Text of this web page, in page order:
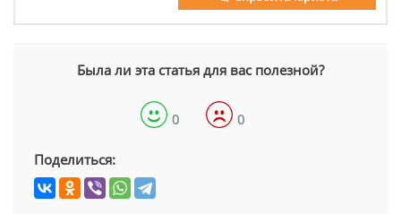
Была ли эта статья для вас полезной?
0 0
Поделиться: